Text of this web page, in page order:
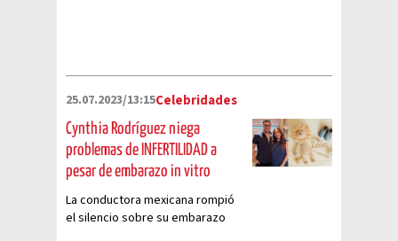
25.07.2023/13:15Celebridades
Cynthia Rodríguez niega
problemas de INFERTILIDAD a
pesar de embarazo in vitro
La conductora mexicana rompió
el silencio sobre su embarazo